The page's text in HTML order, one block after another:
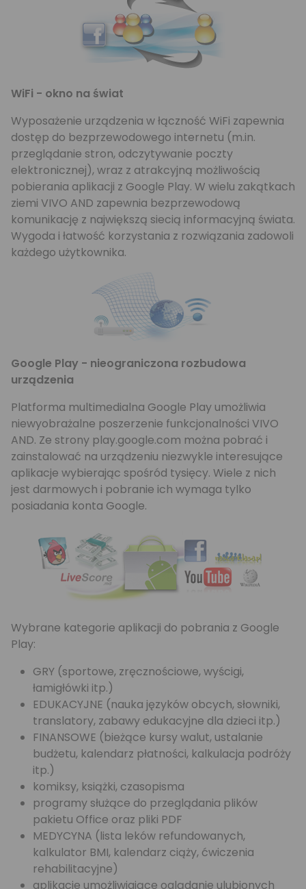
WiFi - okno na świat
Wyposażenie urządzenia w łączność WiFi zapewnia
dostęp do bezprzewodowego internetu (m.in.
przeglądanie stron, odczytywanie poczty
elektronicznej), wraz z atrakcyjną możliwością
pobierania aplikacji z Google Play. W wielu zakątkach
ziemi VIVO AND zapewnia bezprzewodową
komunikację z największą siecią informacyjną świata.
Wygoda i łatwość korzystania z rozwiązania zadowoli
każdego użytkownika.
Google Play - nieograniczona rozbudowa
urządzenia
Platforma multimedialna Google Play umożliwia
niewyobrażalne poszerzenie funkcjonalności VIVO
AND. Ze strony play.google.com można pobrać i
zainstalować na urządzeniu niezwykle interesujące
aplikacje wybierając spośród tysięcy. Wiele z nich
jest darmowych i pobranie ich wymaga tylko
posiadania konta Google.
Wybrane kategorie aplikacji do pobrania z Google
Play:
GRY (sportowe, zręcznościowe, wyścigi,
łamigłówki itp.)
EDUKACYJNE (nauka języków obcych, słowniki,
translatory, zabawy edukacyjne dla dzieci itp.)
FINANSOWE (bieżące kursy walut, ustalanie
budżetu, kalendarz płatności, kalkulacja podróży
itp.)
komiksy, książki, czasopisma
programy służące do przeglądania plików
pakietu Office oraz pliki PDF
MEDYCYNA (lista leków refundowanych,
kalkulator BMI, kalendarz ciąży, ćwiczenia
rehabilitacyjne)
aplikacje umożliwiające oglądanie ulubionych